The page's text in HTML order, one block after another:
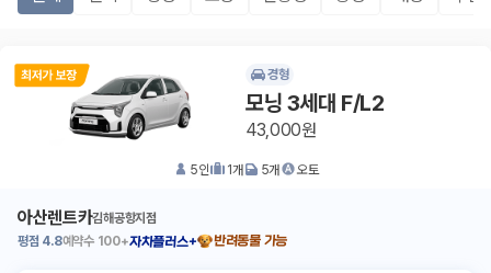
경형
모닝 3세대 F/L2
43,000원
5인 1개 5개 오토
아산렌트카김해공항지점
평점 4.8예약수 100+자차플러스+ 반려동물 가능